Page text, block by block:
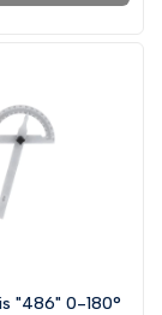
"486" 0-180°